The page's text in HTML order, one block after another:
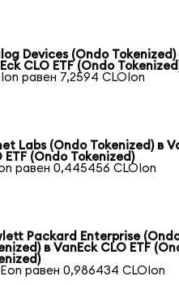
Devices (Ondo Tokenized)
CLO ETF (Ondo
равен 7,2594 CLOIon
Labs (Ondo Tokenized) в
ETF (Ondo Tokenized)
равен 0,445456 CLOIon
Packard Enterprise
в VanEck CLO ETF
равен 0,986434 CLOIon